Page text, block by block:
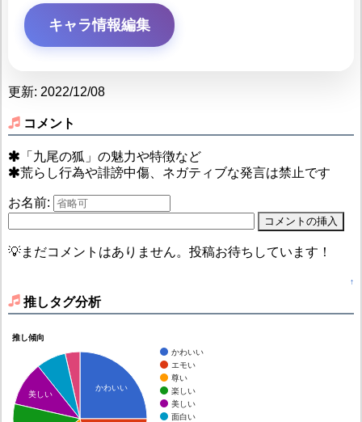
キャラ情報編集
更新: 2022/12/08
コメント
「九尾の狐」の魅力や特徴など
荒らし行為や誹謗中傷、ネガティブな発言は禁止です
お名前:
💡まだコメントはありません。投稿お待ちしています！
↑
推しタグ分析
推し傾向
かわいい
エモい
尊い
楽しい
美しい
面白い
かわいい
美しい